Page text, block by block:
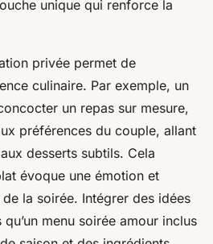
unique qui renforce la
privée permet de
culinaire. Par exemple, un
un repas sur mesure,
préférences du couple, allant
desserts subtils. Cela
évoque une émotion et
la soirée. Intégrer des idées
menu soirée amour inclus